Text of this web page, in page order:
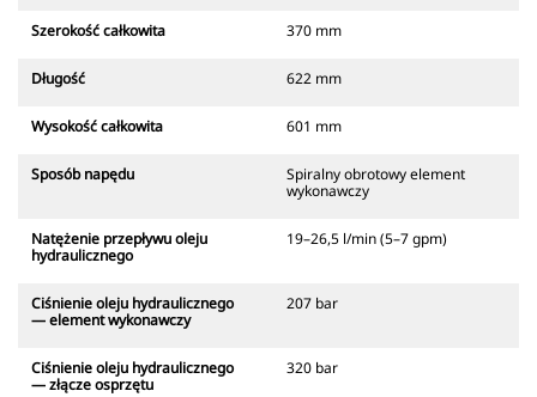
Szerokość całkowita 370 mm
Długość 622 mm
Wysokość całkowita 601 mm
Sposób napędu
Spiralny obrotowy element
wykonawczy
Natężenie przepływu oleju
hydraulicznego
19–26,5 l/min (5–7 gpm)
Ciśnienie oleju hydraulicznego
— element wykonawczy
207 bar
Ciśnienie oleju hydraulicznego
— złącze osprzętu
320 bar